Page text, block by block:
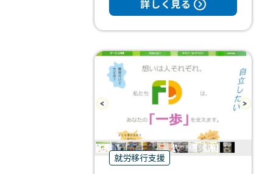
詳しく見る
就労移行支援